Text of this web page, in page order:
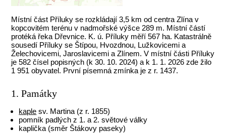
Místní část Příluky se rozkládají 3,5 km od centra Zlína v
kopcovitém terénu v nadmořské výšce 289 m. Místní částí
protéká řeka Dřevnice. K. ú. Příluky měří 567 ha. Katastrálně
sousedí Příluky se Štípou, Hvozdnou, Lužkovicemi a
Želechovicemi, Jaroslavicemi a Zlínem. V místní části Příluky
je 582 čísel popisných (k 30. 10. 2024) a k 1. 1. 2026 zde žilo
1 951 obyvatel. První písemná zmínka je z r. 1437.
1. Památky
kaple sv. Martina (z r. 1855)
pomník padlých z 1. a 2. světové války
kaplička (směr Štákovy paseky)